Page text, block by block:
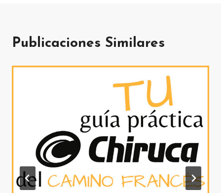
Publicaciones Similares